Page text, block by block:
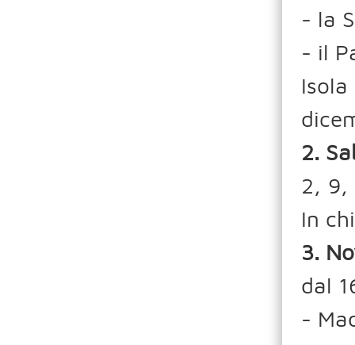
- la
- il
2.
2, 9,
In
3.
dal
-